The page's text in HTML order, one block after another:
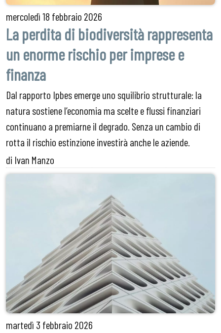
mercoledì18 febbraio 2026
La perdita di biodiversità rappresenta
un enorme rischio per imprese e
finanza
Dal rapporto Ipbes emerge uno squilibrio strutturale: la
natura sostiene l’economia ma scelte e flussi finanziari
continuano a premiarne il degrado. Senza un cambio di
rotta il rischio estinzione investirà anche le aziende.
di Ivan Manzo
martedì 3 febbraio 2026